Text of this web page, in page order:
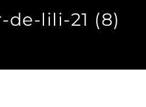
lili-21 (8)